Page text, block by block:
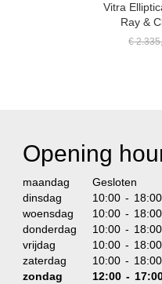
Vitra
Ray &
€
Opening
maandag
Gesloten
dinsdag
10:00 - 18:00
woensdag
10:00 - 18:00
donderdag
10:00 - 18:00
vrijdag
10:00 - 18:00
zaterdag
10:00 - 18:00
zondag
12:00 -